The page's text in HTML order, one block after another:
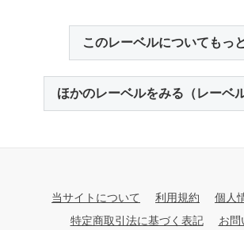
このレーベルについてもっ
ほかのレーベルをみる（レーベ
当サイトについて 利用規約
個人
特定商取引法に基づく表記
お問